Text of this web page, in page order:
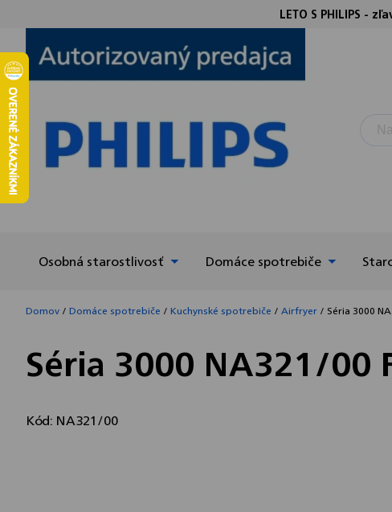
obsah
LETO S PHILIPS -
Osobná starostlivosť Domáce spotrebiče
Domov/Domáce spotrebiče /Kuchynské spotrebiče /Airfryer/ Séria 3000
Séria 3000 NA321/00
Kód: NA321/00